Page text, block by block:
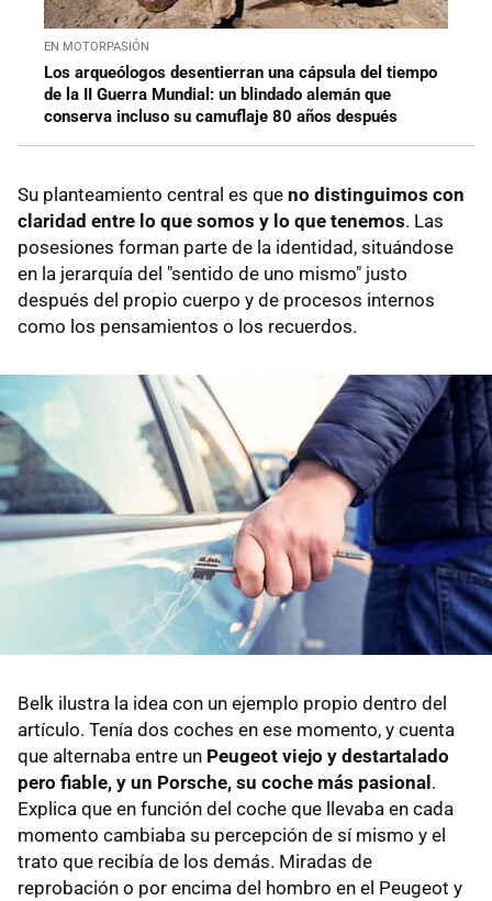
EN MOTORPASIÓN
Los arqueólogos desentierran una cápsula del tiempo
de la II Guerra Mundial: un blindado alemán que
conserva incluso su camuflaje 80 años después
Su planteamiento central es que no distinguimos con
claridad entre lo que somos y lo que tenemos. Las
posesiones forman parte de la identidad, situándose
en la jerarquía del "sentido de uno mismo" justo
después del propio cuerpo y de procesos internos
como los pensamientos o los recuerdos.
Belk ilustra la idea con un ejemplo propio dentro del
artículo. Tenía dos coches en ese momento, y cuenta
que alternaba entre un Peugeot viejo y destartalado
pero fiable, y un Porsche, su coche más pasional .
Explica que en función del coche que llevaba en cada
momento cambiaba su percepción de sí mismo y el
trato que recibía de los demás. Miradas de
reprobación o por encima del hombro en el Peugeot y